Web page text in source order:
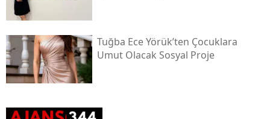
Tuğba Ece Yörük’ten Çocuklara
Umut Olacak Sosyal Proje